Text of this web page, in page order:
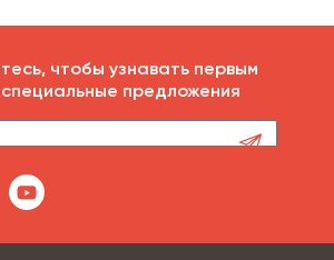
чтобы узнавать первым
предложения